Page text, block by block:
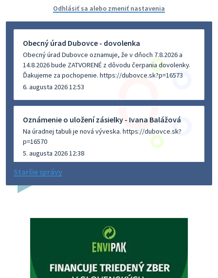
Odhlásiť sa alebo zmeniť nastavenia
Obecný úrad Dubovce - dovolenka
Obecný úrad Dubovce oznamuje, že v dňoch 7.8.2026 a
14.8.2026 bude ZATVORENÉ z dôvodu čerpania dovolenky.
Ďakujeme za pochopenie. https://dubovce.sk?p=16573
6. augusta 2026 12:53
Oznámenie o uložení zásielky - Ivana Balážová
Na úradnej tabuli je nová výveska. https://dubovce.sk?
p=16570
5. augusta 2026 12:38
Dovolenka - MUDr. Marián Sivoň
budeZATVORENÁ z dôvodu čerpania dovolenky. Akútne
prípady bude riešiť MUDr.Fisch…
Zajtrajší zvoz odpadu
Staršie správy